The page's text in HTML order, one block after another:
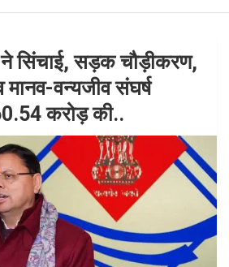
ने सिंचाई, सड़क चौड़ीकरण,
वन्यजीव संघर्ष
करोड़ की..